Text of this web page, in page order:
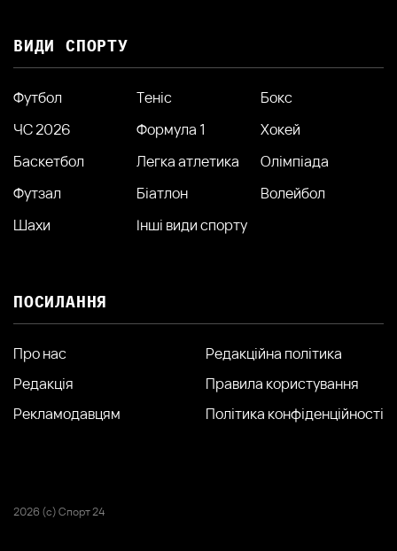
ВИДИ СПОРТУ
Футбол Теніс
Бокс
ЧС 2026
Формула 1
Хокей
Баскетбол
Легка атлетика
Олімпіада
Футзал
Біатлон
Волейбол
Шахи
Інші види спорту
ПОСИЛАННЯ
Про нас
Редакція
Рекламодавцям
Редакційна політика
Правила користування
Політика конфіденційності
2026 (с) Спорт 24